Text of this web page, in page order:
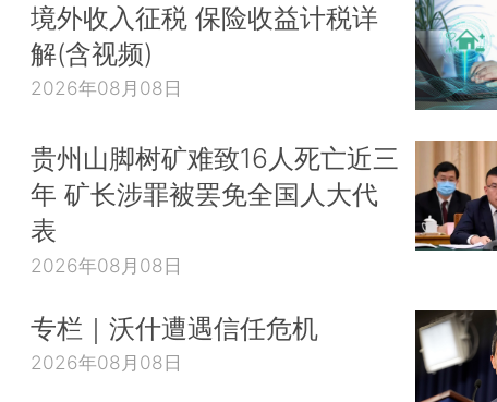
境外收入征税 保险收益计税详
解(含视频)
2026年08月08日
贵州山脚树矿难致16人死亡近三
年 矿长涉罪被罢免全国人大代
表
2026年08月08日
专栏｜沃什遭遇信任危机
2026年08月08日